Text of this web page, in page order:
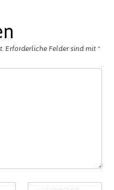
Erforderliche Felder sind mit *